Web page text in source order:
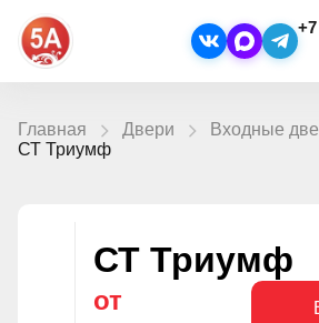
Главная Двери
Входные
СТ Триумф
СТ Триумф
от